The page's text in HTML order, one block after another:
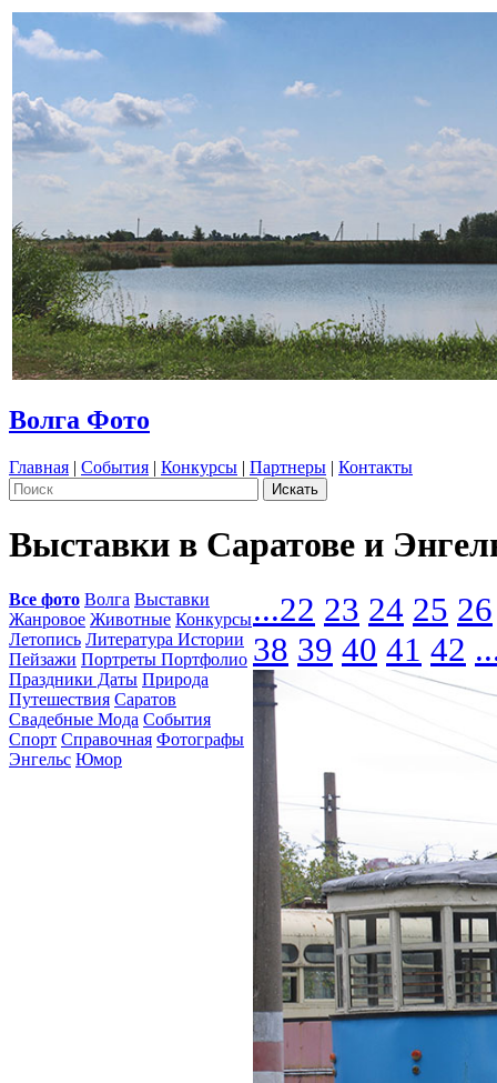
Волга Фото
Главная | События | Конкурсы | Партнеры | Контакты
Выставки в Саратове и
Все фото Волга Выставки
Жанровое Животные Конкурсы
Летопись Литература Истории
Пейзажи Портреты Портфолио
Праздники Даты Природа
Путешествия Саратов
Свадебные Мода События
Спорт Справочная Фотографы
Энгельс Юмор
...22 23 24 25 26
38 39 40 41 42